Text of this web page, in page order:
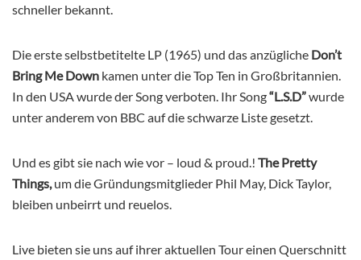
schneller bekannt.
Die erste selbstbetitelte LP (1965) und das anzügliche Don’t
Bring Me Down kamen unter die Top Ten in Großbritannien.
In den USA wurde der Song verboten. Ihr Song“L.S.D”wurde
unter anderem von BBC auf die schwarze Liste gesetzt.
Und es gibt sie nach wie vor – loud & proud.! The Pretty
Things,um die Gründungsmitglieder Phil May, Dick Taylor,
bleiben unbeirrt und reuelos.
Live bieten sie uns auf ihrer aktuellen Tour einen Querschnitt